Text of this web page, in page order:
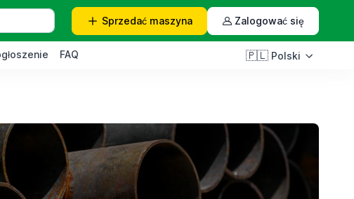
Sprzedać maszyna Zalogować się
FAQ 🇵🇱 Polski